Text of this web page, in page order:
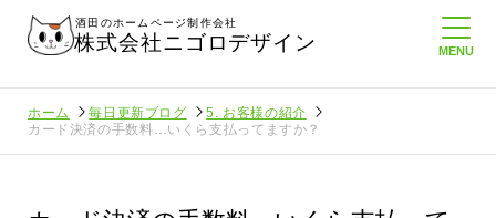
酒田のホームページ制作会社
株式会社ニゴロデザイン
ホーム 毎日更新ブログ
5. お客様の紹介
カード決済の手数料…いくら支払ってますか？